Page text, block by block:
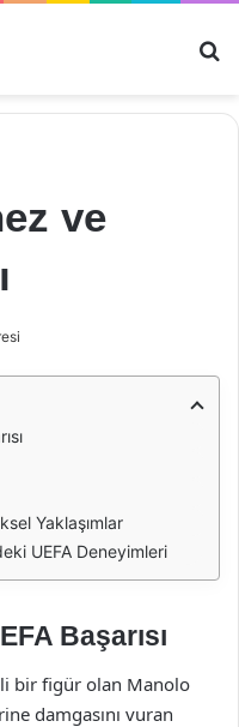
ve
Yaklaşımlar
UEFA Deneyimleri
Başarısı
bir figür olan Manolo
damgasını vuran